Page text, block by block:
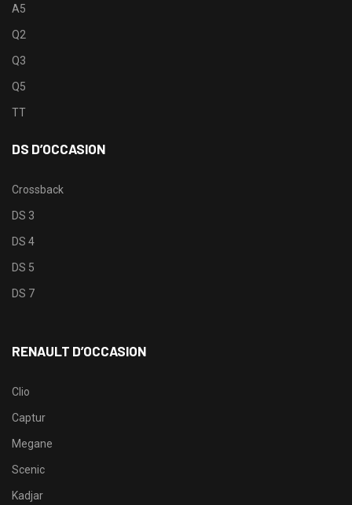
A5
Q2
Q3
Q5
TT
DS D’OCCASION
Crossback
DS 3
DS 4
DS 5
DS 7
RENAULT D’OCCASION
Clio
Captur
Megane
Scenic
Kadjar